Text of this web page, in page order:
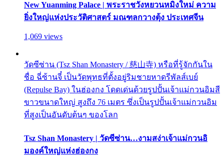
New Yuanming Palace | พระราชวังหยวนหมิงใหม่ ความ
ยิ่งใหญ่แห่งประวัติศาสตร์ มณฑลกวางตุ้ง ประเทศจีน
1,069 views
วัดซีซ่าน (Tsz Shan Monastery / 慈山寺) หรือที่รู้จักกันใน
ชื่อ ฉี่ซ้านจี๋ เป็นวัดพุทธที่ตั้งอยู่ริมชายหาดรีพัลส์เบย์
(Repulse Bay) ในฮ่องกง โดดเด่นด้วยรูปปั้นเจ้าแม่กวนอิมสี
ขาวขนาดใหญ่ สูงถึง 76 เมตร ซึ่งเป็นรูปปั้นเจ้าแม่กวนอิม
ที่สูงเป็นอันดับต้นๆ ของโลก
Tsz Shan Monastery | วัดซีซ่าน…งามสง่าเจ้าแม่กวนอิ
มองค์ใหญ่แห่งฮ่องกง